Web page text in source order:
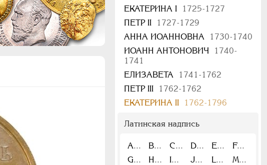
ЕКАТЕРИНА I
1725-1727
ПЕТР II
1727-1729
АННА ИОАННОВНА
1730-1740
ИОАНН АНТОНОВИЧ
1740-
1741
ЕЛИЗАВЕТА
1741-1762
ПЕТР III
1762-1762
ЕКАТЕРИНА II
1762-1796
Латинская надпись
A B C D E
F
G
H I J L
M